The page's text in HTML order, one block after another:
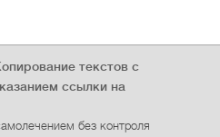
текстов с
ссылки на
без контроля